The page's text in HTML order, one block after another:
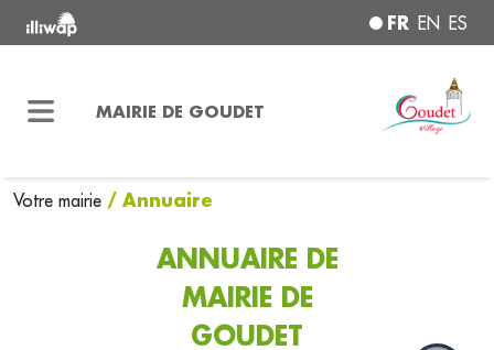
FR EN ES
MAIRIE DE GOUDET
Votre mairie / Annuaire
ANNUAIRE DE
MAIRIE DE
GOUDET